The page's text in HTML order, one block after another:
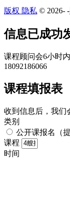
版权 隐私 © 2026- -
信息已成功
课程顾问会6小时
18092186066
课程填报表​
收到信息后，我们
类别
公开课报名（
课程
时间